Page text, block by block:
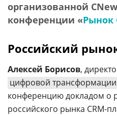
организованной
конференции «Рынок
Российский
Алексей Борисов,
цифровой трансформации
конференцию докладом о
российского рынка CRM-